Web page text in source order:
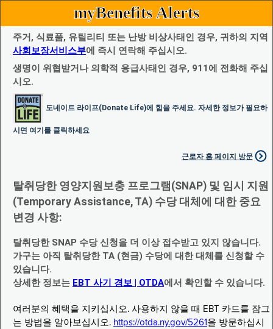
myBenefits Alerts
주거, 식료품, 유틸리티 또는 난방 비상사태인 경우, 귀하의 지역
사회보장서비스부에 즉시 연락해 주십시오.
생명이 위협받거나 의학적 응급사태인 경우, 911에 전화해 주십
시오.
도네이트 라이프(Donate Life)에 힘을 주세요. 자세한 정보가 필요하
시면 여기를 클릭하세요
근로자 홈 페이지 방문
탈취당한 영양지원보충 프로그램(SNAP) 및 임시 지원
(Temporary Assistance, TA) 수당 대체에 대한 중요
변경 사항:
탈취당한 SNAP 수당 신청을 더 이상 접수받고 있지 않습니다.
가구는 아직 탈취당한 TA (현금) 수당에 대한 대체를 신청할 수
있습니다.
상세한 정보는 EBT 사기 경보 | OTDA에서 확인할 수 있습니다.
여러분의 혜택을 지키십시오. 사용하지 않을 때 EBT 카드를 잠그
는 방법을 알아보십시오. https://otda.ny.gov/5261 을 방문하십시